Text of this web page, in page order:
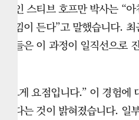
수인 스티브 호프만 박사는 “
느낌이 든다”고 말했습니다.
자들은 이 과정이 일직선으로
“그게 요점입니다.” 이 경험
있다는 것이 밝혀졌습니다.